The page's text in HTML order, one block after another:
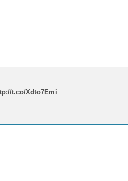
t.co/Xdto7Emi